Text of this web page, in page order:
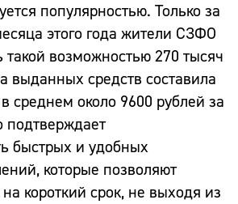
популярностью. Только за
этого года жители СЗФО
такой возможностью 270 тысяч
выданных средств составила
среднем около 9600 рублей за
подтверждает
быстрых и удобных
которые позволяют
короткий срок, не выходя из